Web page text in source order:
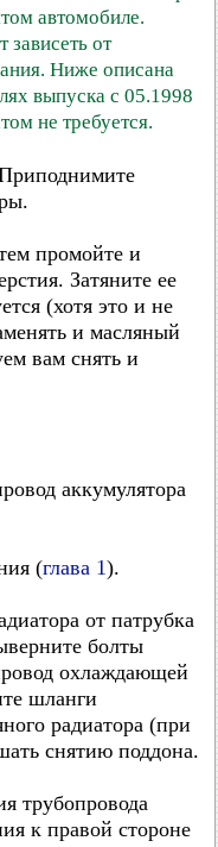
автомобиле.
от
Ниже описана
выпуска с 05.1998
не требуется.
промойте и
Затяните ее
(хотя это и не
и масляный
вам снять и
аккумулятора
(глава 1).
от патрубка
болты
охлаждающей
шланги
радиатора (при
снятию поддона.
трубопровода
к правой стороне